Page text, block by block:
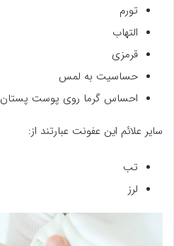
تورم
التهاب
قرمزی
حساسیت به لمس
احساس گرما روی پوست پستان
سایر علائم این عفونت عبارتند از:
تب
لرز